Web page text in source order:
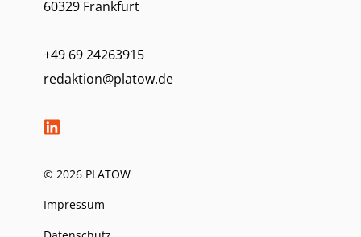
60329 Frankfurt
+49 69 24263915
redaktion@platow.de
© 2026 PLATOW
Impressum